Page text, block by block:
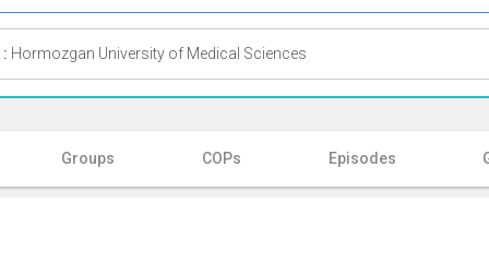
Hormozgan University of Medical Sciences
Groups COPs Episodes